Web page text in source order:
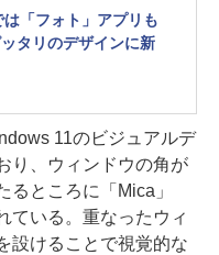
「フォト」アプリも
タリのデザインに新
11のビジュアルデ
り、ウィンドウの角が
るところに「Mica」
ている。重なったウィ
設けることで視覚的な